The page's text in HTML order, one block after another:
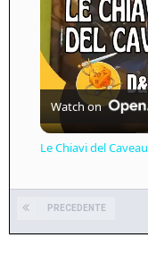
Watch on
Le Chiavi del
PRECEDENTE